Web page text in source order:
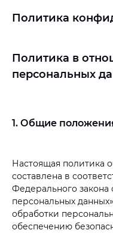
Политика
Политика в
персональных
1. Общие
Настоящая политика
составлена в
Федерального закона
персональных
обработки
обеспечению